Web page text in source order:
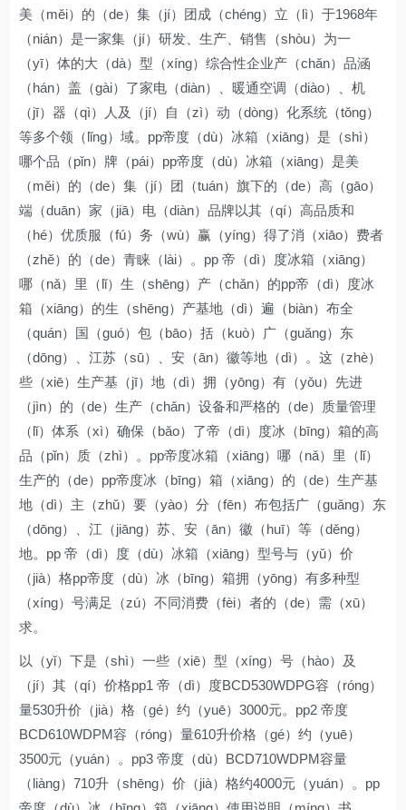
美（měi）的（de）集（jí）团成（chéng）立（lì）于1968年
（nián）是一家集（jí）研发、生产、销售（shòu）为一
（yī）体的大（dà）型（xíng）综合性企业产（chǎn）品涵
（hán）盖（gài）了家电（diàn）、暖通空调（diào）、机
（jī）器（qì）人及（jí）自（zì）动（dòng）化系统（tǒng）
等多个领（lǐng）域。pp帝度（dù）冰箱（xiāng）是（shì）
哪个品（pǐn）牌（pái）pp帝度（dù）冰箱（xiāng）是美
（měi）的（de）集（jí）团（tuán）旗下的（de）高（gāo）
端（duān）家（jiā）电（diàn）品牌以其（qí）高品质和
（hé）优质服（fú）务（wù）赢（yíng）得了消（xiāo）费者
（zhě）的（de）青睐（lài）。pp 帝（dì）度冰箱（xiāng）
哪（nǎ）里（lǐ）生（shēng）产（chǎn）的pp帝（dì）度冰
箱（xiāng）的生（shēng）产基地（dì）遍（biàn）布全
（quán）国（guó）包（bāo）括（kuò）广（guǎng）东
（dōng）、江苏（sū）、安（ān）徽等地（dì）。这（zhè）
些（xiē）生产基（jī）地（dì）拥（yōng）有（yǒu）先进
（jìn）的（de）生产（chǎn）设备和严格的（de）质量管理
（lǐ）体系（xì）确保（bǎo）了帝（dì）度冰（bīng）箱的高
品（pǐn）质（zhì）。pp帝度冰箱（xiāng）哪（nǎ）里（lǐ）
生产的（de）pp帝度冰（bīng）箱（xiāng）的（de）生产基
地（dì）主（zhǔ）要（yào）分（fēn）布包括广（guǎng）东
（dōng）、江（jiāng）苏、安（ān）徽（huī）等（děng）
地。pp 帝（dì）度（dù）冰箱（xiāng）型号与（yǔ）价
（jià）格pp帝度（dù）冰（bīng）箱拥（yōng）有多种型
（xíng）号满足（zú）不同消费（fèi）者的（de）需（xū）
求。
以（yǐ）下是（shì）一些（xiē）型（xíng）号（hào）及
（jí）其（qí）价格pp1 帝（dì）度BCD530WDPG容（róng）
量530升价（jià）格（gé）约（yuē）3000元。pp2 帝度
BCD610WDPM容（róng）量610升价格（gé）约（yuē）
3500元（yuán）。pp3 帝度（dù）BCD710WDPM容量
（liàng）710升（shēng）价（jià）格约4000元（yuán）。pp